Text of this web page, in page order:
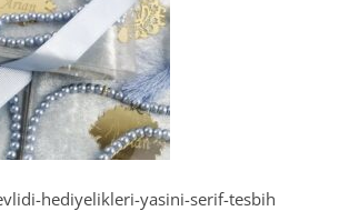
hediyelikleri-yasini-serif-tesbih